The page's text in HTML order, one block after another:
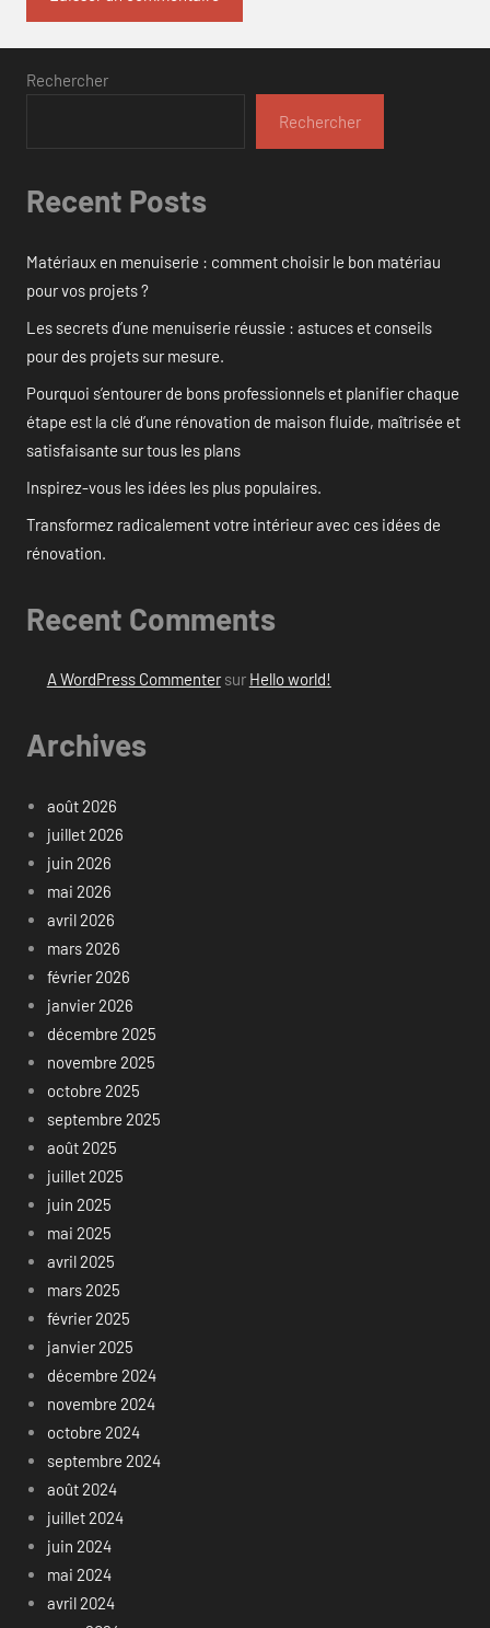
Rechercher
Rechercher
Recent Posts
Matériaux en menuiserie : comment choisir le bon matériau
pour vos projets ?
Les secrets d’une menuiserie réussie : astuces et conseils
pour des projets sur mesure.
Pourquoi s’entourer de bons professionnels et planifier chaque
étape est la clé d’une rénovation de maison fluide, maîtrisée et
satisfaisante sur tous les plans
Inspirez-vous les idées les plus populaires.
Transformez radicalement votre intérieur avec ces idées de
rénovation.
Recent Comments
A WordPress Commentersur Hello world!
Archives
août 2026
juillet 2026
juin 2026
mai 2026
avril 2026
mars 2026
février 2026
janvier 2026
décembre 2025
novembre 2025
octobre 2025
septembre 2025
août 2025
juillet 2025
juin 2025
mai 2025
avril 2025
mars 2025
février 2025
janvier 2025
décembre 2024
novembre 2024
octobre 2024
septembre 2024
août 2024
juillet 2024
juin 2024
mai 2024
avril 2024